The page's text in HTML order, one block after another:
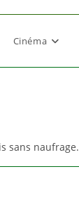
Cinéma
sans naufrage.